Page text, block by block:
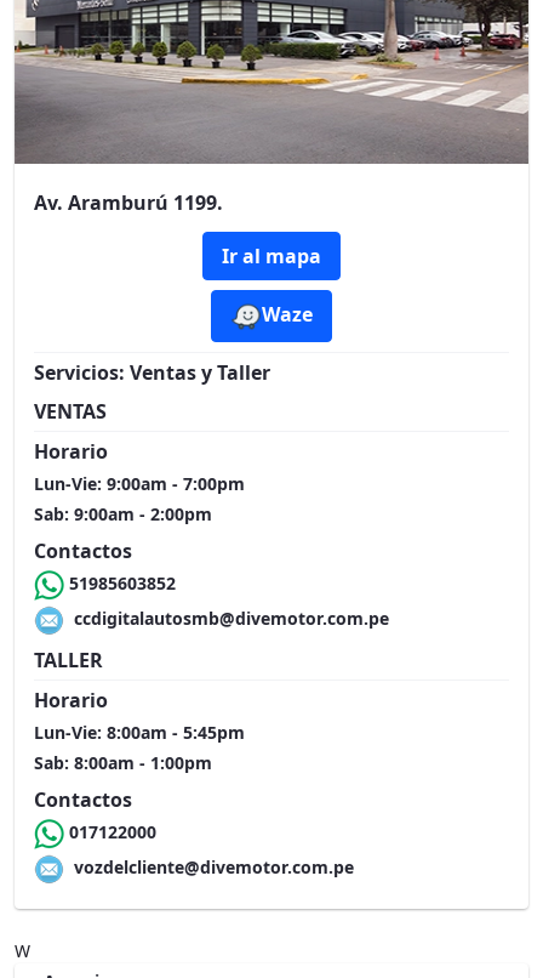
Av. Aramburú 1199.
Ir al mapa
Waze
Servicios: Ventas y Taller
VENTAS
Horario
Lun-Vie: 9:00am - 7:00pm
Sab: 9:00am - 2:00pm
Contactos
51985603852
ccdigitalautosmb@divemotor.com.pe
TALLER
Horario
Lun-Vie: 8:00am - 5:45pm
Sab: 8:00am - 1:00pm
Contactos
017122000
vozdelcliente@divemotor.com.pe
W